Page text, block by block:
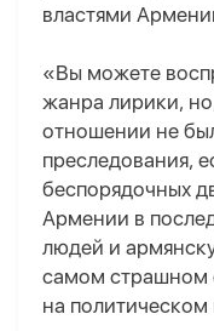
властями
«Вы можете
жанра лирики,
отношении не
преследования,
беспорядочных
Армении в
людей и
самом страшном
на